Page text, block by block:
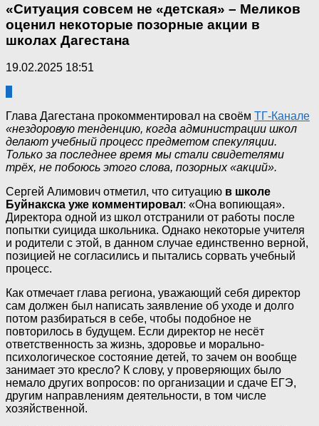
«Ситуация совсем не «детская» – Меликов
оценил некоторые позорные акции в
школах Дагестана
19.02.2025 18:51
Глава Дагестана прокомментировал на своём ТГ-Канале
«нездоровую тенденцию, когда администрации школ
делают учебный процесс предметом спекуляции.
Только за последнее время мы стали свидетелями
трёх, не побоюсь этого слова, позорных «акций».
Сергей Алимович отметил, что ситуацию в школе
Буйнакска уже комментировал: «Она вопиющая».
Директора одной из школ отстранили от работы после
попытки суицида школьника. Однако некоторые учителя
и родители с этой, в данном случае единственно верной,
позицией не согласились и пытались сорвать учебный
процесс.
Как отмечает глава региона, уважающий себя директор
сам должен был написать заявление об уходе и долго
потом разбираться в себе, чтобы подобное не
повторилось в будущем. Если директор не несёт
ответственность за жизнь, здоровье и морально-
психологическое состояние детей, то зачем он вообще
занимает это кресло? К слову, у проверяющих было
немало других вопросов: по организации и сдаче ЕГЭ,
другим направлениям деятельности, в том числе
хозяйственной.